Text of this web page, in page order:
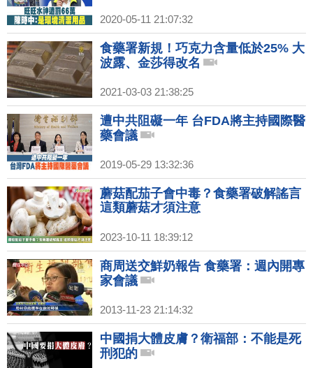
2020-05-11 21:07:32
食藥署新規！巧克力含量低於25% 大
波露、金莎得改名
2021-03-03 21:38:25
遭中共阻礙一年 台FDA將主持國際醫
藥會議
2019-05-29 13:32:36
蘑菇配茄子會中毒？食藥署破解謠言
這類蘑菇才須注意
2023-10-11 18:39:12
商周送交鮮奶報告 食藥署：週內開專
家會議
2013-11-23 21:14:32
中國捐大體皮膚？衛福部：不能是死
刑犯的